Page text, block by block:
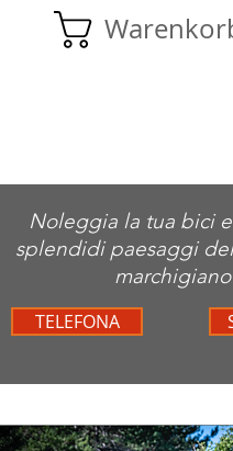
Noleggia la tua bici
splendidi paesaggi
TELEFONA